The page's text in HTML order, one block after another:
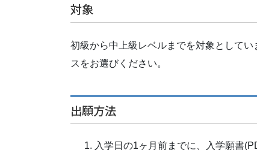
対象
初級から中上級レベルまでを対象として
スをお選びください。
出願方法
入学日の1ヶ月前までに、入学願書